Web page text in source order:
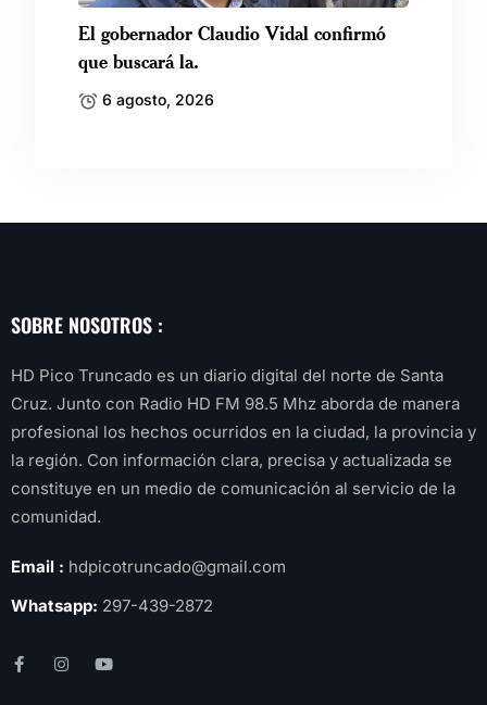
El gobernador Claudio Vidal confirmó
que buscará la.
6 agosto, 2026
SOBRE NOSOTROS :
HD Pico Truncado es un diario digital del norte de Santa
Cruz. Junto con Radio HD FM 98.5 Mhz aborda de manera
profesional los hechos ocurridos en la ciudad, la provincia y
la región. Con información clara, precisa y actualizada se
constituye en un medio de comunicación al servicio de la
comunidad.
Email : hdpicotruncado@gmail.com
Whatsapp: 297-439-2872